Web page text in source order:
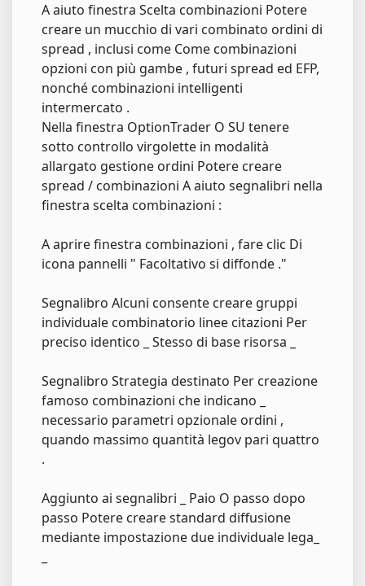
A aiuto finestra Scelta combinazioni Potere
creare un mucchio di vari combinato ordini di
spread , inclusi come Come combinazioni
opzioni con più gambe , futuri spread ed EFP,
nonché combinazioni intelligenti
intermercato .
Nella finestra OptionTrader O SU tenere
sotto controllo virgolette in modalità
allargato gestione ordini Potere creare
spread / combinazioni A aiuto segnalibri nella
finestra scelta combinazioni :
A aprire finestra combinazioni , fare clic Di
icona pannelli " Facoltativo si diffonde ."
Segnalibro Alcuni consente creare gruppi
individuale combinatorio linee citazioni Per
preciso identico _ Stesso di base risorsa _
Segnalibro Strategia destinato Per creazione
famoso combinazioni che indicano _
necessario parametri opzionale ordini ,
quando massimo quantità legov pari quattro
.
Aggiunto ai segnalibri _ Paio O passo dopo
passo Potere creare standard diffusione
mediante impostazione due individuale lega_